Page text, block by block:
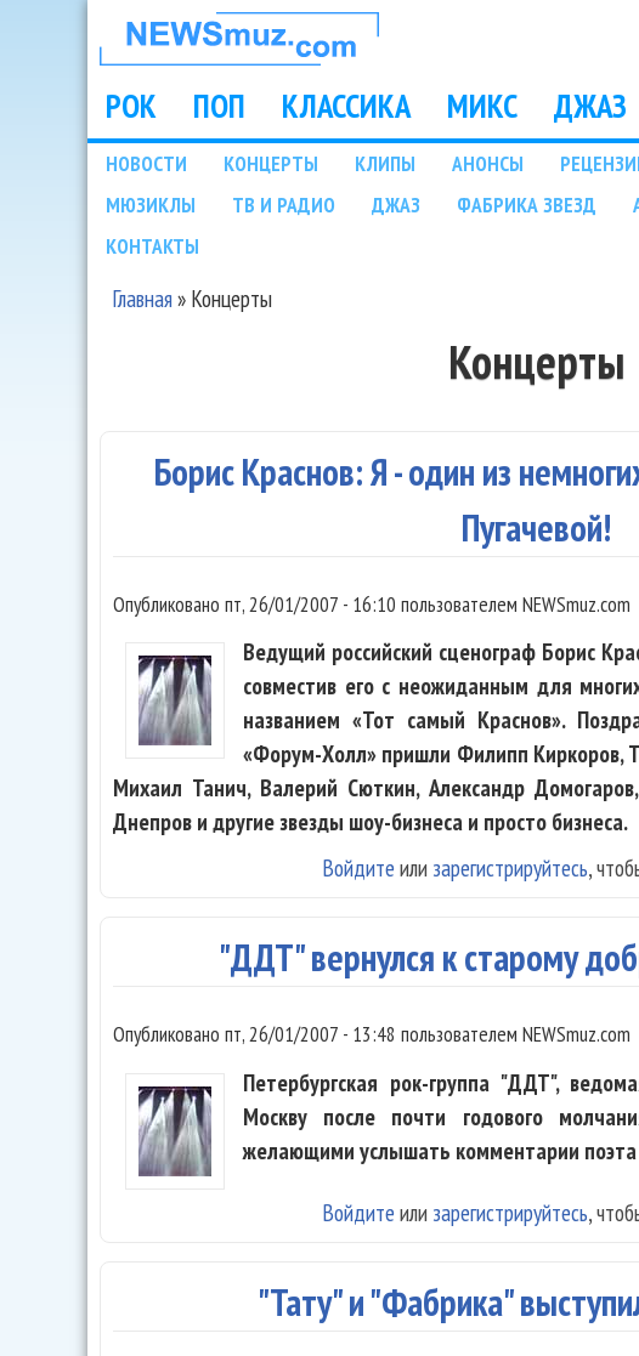
НОВОСТИ
МУЗЫКИ И
ШОУ БИЗНЕСА
NEWSMUZ.COM
Main menu
РОК ПОП КЛАССИКА МИКС ДЖАЗ
Подразделы
НОВОСТИ КОНЦЕРТЫ КЛИПЫ АНОНСЫ
МЮЗИКЛЫ
ТВ И РАДИО ДЖАЗ ФАБРИКА ЗВЕЗД
КОНТАКТЫ
Главная» Концерты
Концерты
Борис Краснов: Я - один из
Пугачевой!
Опубликовано пт, 26/01/2007 - 16:10 пользователем NEWSmuz.com
Ведущий российский сценограф Борис
совместив его с неожиданным для
названием «Тот самый Краснов».
«Форум-Холл» пришли Филипп Киркоров,
Михаил Танич, Валерий Сюткин, Александр
Днепров и другие звезды шоу-бизнеса и просто бизнеса.
Войдите или зарегистрируйтесь,
"ДДТ" вернулся к старому
Опубликовано пт, 26/01/2007 - 13:48 пользователем NEWSmuz.com
Петербургская рок-группа "ДДТ",
Москву после почти годового
желающими услышать комментарии
Войдите или зарегистрируйтесь,
"Тату" и "Фабрика"